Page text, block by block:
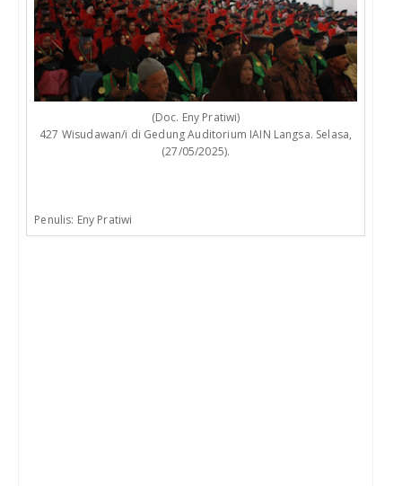
(Doc. Eny Pratiwi)
427 Wisudawan/i di Gedung Auditorium IAIN Langsa. Selasa,
(27/05/2025).
Penulis: Eny Pratiwi